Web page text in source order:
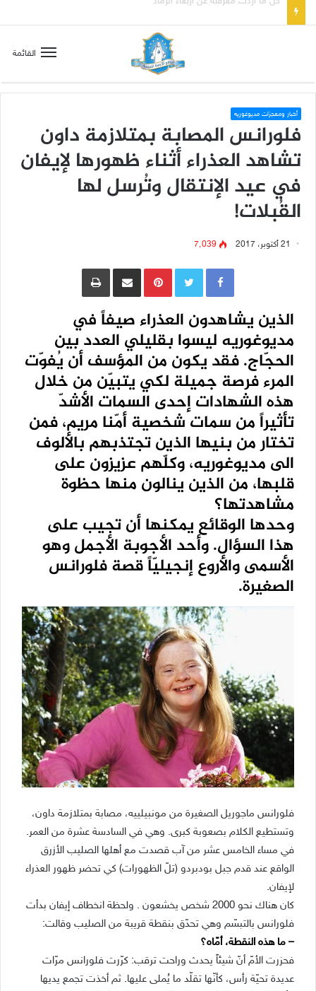
القائمة
أخبار ومعجزات مديوغوريه
فلورانس المصابة بمتلازمة داون
تشاهد العذراء أثناء ظهورها لإيفان
في عيد الإنتقال وتُرسل لها
القُبلات!
21 أكتوبر، 2017 7٬039
Pinterestمشاركة عبر البريد طباعة
الذين يشاهدون العذراء صيفاً في
مديوغوريه ليسوا بقليلي العدد بين
الحجّاج. فقد يكون من المؤسف أن يُفوّت
المرء فرصة جميلة لكي يتبيّن من خلال
هذه الشهادات إحدى السمات الأشدّ
تأثيراً من سمات شخصية أمّنا مريم، فمن
تختار من بنيها الذين تجتذبهم بالألوف
الى مديوغوريه، وكلّهم عزيزون على
قلبها، من الذين ينالون منها حظوة
مشاهدتها؟
وحدها الوقائع يمكنها أن تجيب على
هذا السؤال. وأحد الأجوبة الأجمل وهو
الأسمى والأروع إنجيليّاً قصة فلورانس
الصغيرة.
فلورانس ماجوريل الصغيرة من مونبيلييه، مصابة بمتلازمة داون،
وتستطيع الكلام بصعوبة كبرى. وهي في السادسة عشرة من العمر.
في مساء الخامس عشر من آب قصدت مع أهلها الصليب الأزرق
الواقع عند قدم جبل بودبردو (تلّ الظهورات) كي تحضر ظهور العذراء
لإيفان.
كان هناك نحو 2000 شخص يخشعون . ولحظة انخطاف إيفان بدأت
فلورانس بالتبسّم وهي تحدّق بنقطة قريبة من الصليب وقالت:
– ما هذه النقطة، أمّاه؟
فحزرت الأمّ أنّ شيئاً يحدث وراحت ترقب: كرّرت فلورانس مرّات
عديدة تحيّة رأس، كأنّها تقلّد ما يُملى عليها. ثم أخذت تجمع يديها